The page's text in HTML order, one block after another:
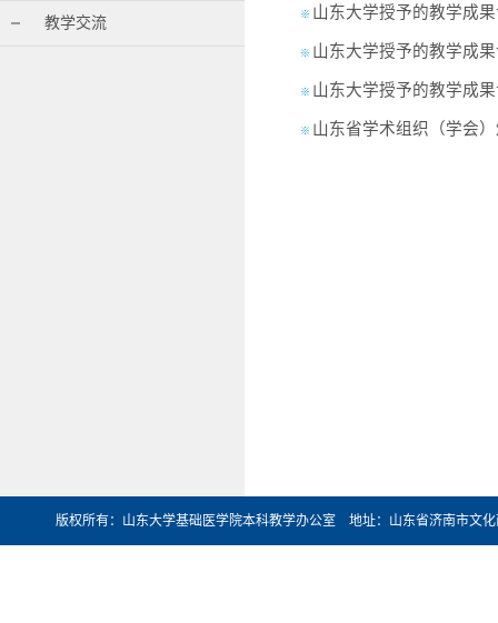
教学交流 ※ 山东大学授予的教学成
※ 山东大学授予的教学成
※ 山东大学授予的教学成
※ 山东省学术组织（学会
版权所有：山东大学基础医学院本科教学办公室 地址：山东省济南市文